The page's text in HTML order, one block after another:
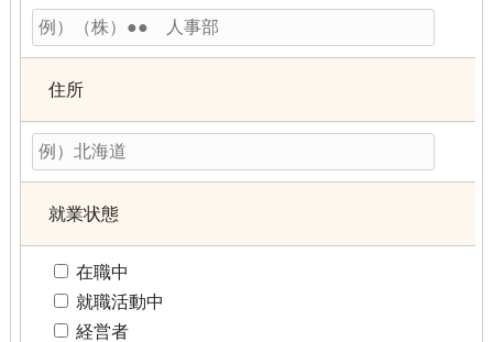
住所
就業状態
在職中
就職活動中
経営者